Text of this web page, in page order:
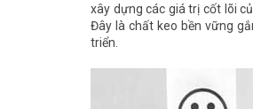
xây dựng các giá trị cốt lõi
Đây là chất keo bền vững
triển.